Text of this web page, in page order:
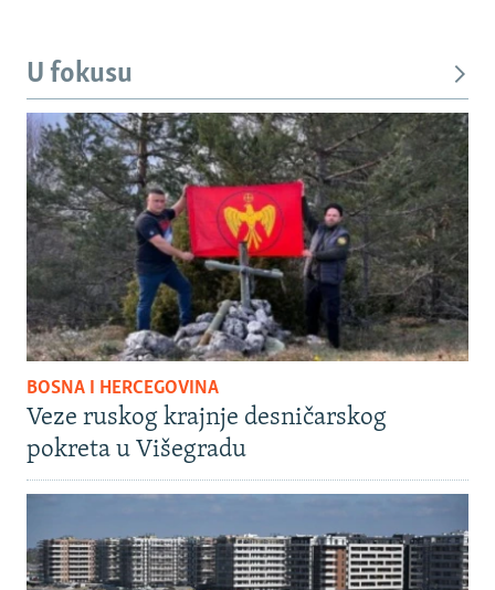
U fokusu
BOSNA I HERCEGOVINA
Veze ruskog krajnje desničarskog
pokreta u Višegradu